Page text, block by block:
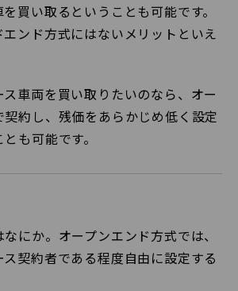
買い取るということも可能です。
エンド方式にはないメリットといえ
車両を買い取りたいのなら、オー
約し、残価をあらかじめ低く設定
も可能です。
にか。オープンエンド方式では、
契約者である程度自由に設定する